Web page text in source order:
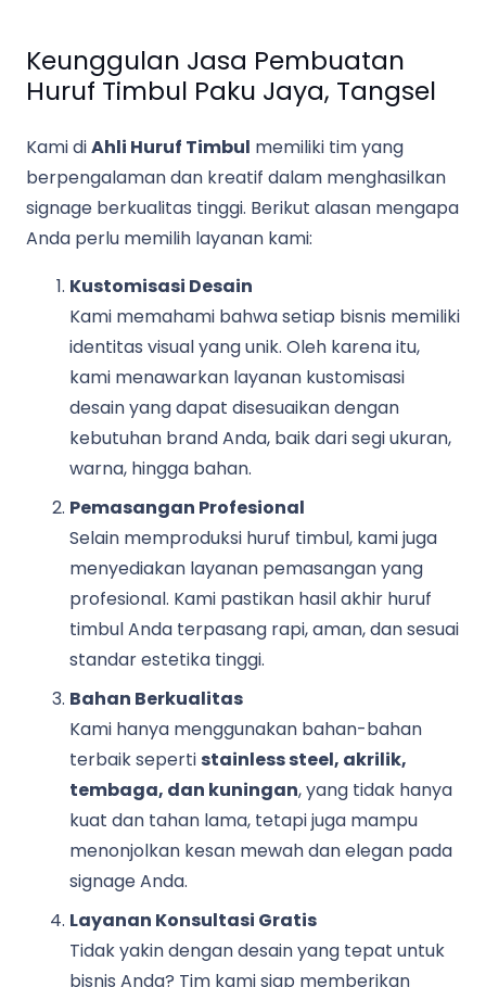
Keunggulan Jasa Pembuatan
Huruf Timbul Paku Jaya, Tangsel
Kami diAhli Huruf Timbul memiliki tim yang
berpengalaman dan kreatif dalam menghasilkan
signage berkualitas tinggi. Berikut alasan mengapa
Anda perlu memilih layanan kami:
Kustomisasi Desain
Kami memahami bahwa setiap bisnis memiliki
identitas visual yang unik. Oleh karena itu,
kami menawarkan layanan kustomisasi
desain yang dapat disesuaikan dengan
kebutuhan brand Anda, baik dari segi ukuran,
warna, hingga bahan.
Pemasangan Profesional
Selain memproduksi huruf timbul, kami juga
menyediakan layanan pemasangan yang
profesional. Kami pastikan hasil akhir huruf
timbul Anda terpasang rapi, aman, dan sesuai
standar estetika tinggi.
Bahan Berkualitas
Kami hanya menggunakan bahan-bahan
terbaik seperti stainless steel, akrilik,
tembaga, dan kuningan, yang tidak hanya
kuat dan tahan lama, tetapi juga mampu
menonjolkan kesan mewah dan elegan pada
signage Anda.
Layanan Konsultasi Gratis
Tidak yakin dengan desain yang tepat untuk
bisnis Anda? Tim kami siap memberikan